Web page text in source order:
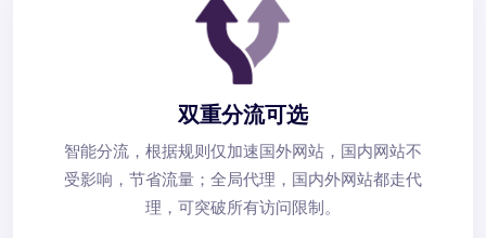
双重分流可选
智能分流，根据规则仅加速国外网站，国内网站不
受影响，节省流量；全局代理，国内外网站都走代
理，可突破所有访问限制。